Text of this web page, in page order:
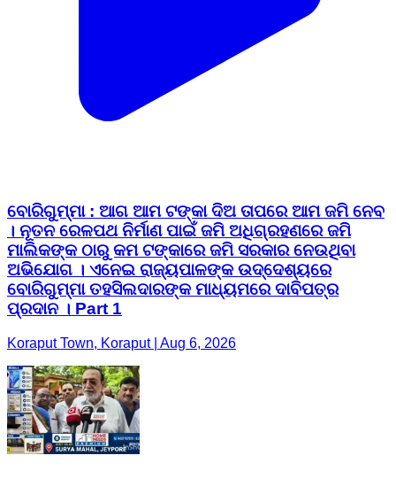
ବୋରିଗୁମ୍ମା : ଆଗ ଆମ ଟଙ୍କା ଦିଅ ତାପରେ ଆମ ଜମି ନେବ
। ନୂତନ ରେଳପଥ ନିର୍ମାଣ ପାଇଁ ଜମି ଅଧିଗ୍ରହଣରେ ଜମି
ମାଲିକଙ୍କ ଠାରୁ କମ ଟଙ୍କାରେ ଜମି ସରକାର ନେଉଥିବା
ଅଭିଯୋଗ । ଏନେଇ ରାଜ୍ୟପାଳଙ୍କ ଉଦ୍ଦେଶ୍ୟରେ
ବୋରିଗୁମ୍ମା ତହସିଲଦାରଙ୍କ ମାଧ୍ୟମରେ ଦାବିପତ୍ର
ପ୍ରଦାନ । Part 1
Koraput Town, Koraput | Aug 6, 2026